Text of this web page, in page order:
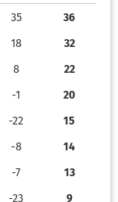
35
36
18
32
8
22
-1
20
-22
15
-8
14
-7
13
-23 9